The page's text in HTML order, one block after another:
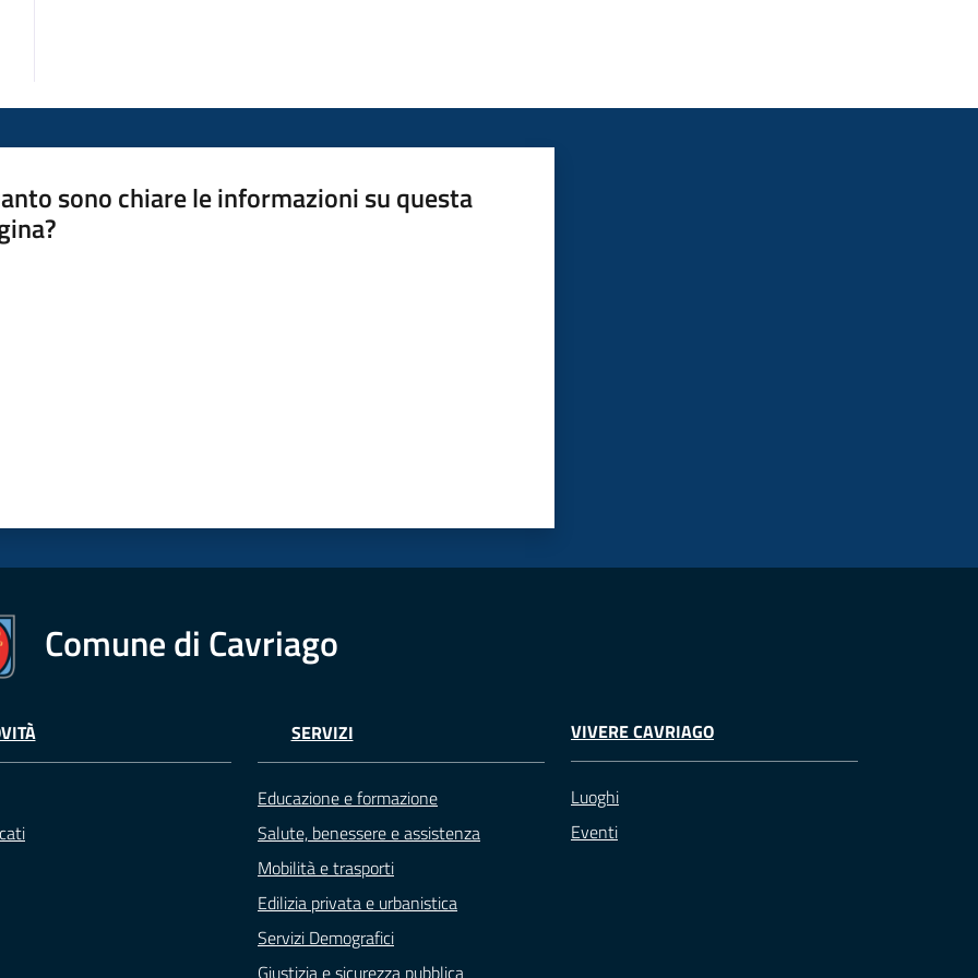
sono chiare le informazioni su questa
Comune di Cavriago
SERVIZI
Educazione e formazione
Salute, benessere e assistenza
Mobilità e trasporti
Edilizia privata e urbanistica
Servizi Demografici
Giustizia e sicurezza pubblica
VIVERE CAVRIAGO
Luoghi
Eventi